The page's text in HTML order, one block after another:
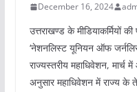
December 16, 2024
उत्तराखण्ड के मीडियाकर्मियों
‘नेशनलिस्ट यूनियन ऑफ
राज्यस्तरीय महाधिवेशन,
अनुसार महाधिवेशन में राज्य के